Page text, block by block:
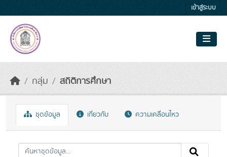
เข้าสู่ระบบ
กลุ่ม สถิติการศึกษา
ชุดข้อมูล เกี่ยวกับ ความเคลื่อนไหว